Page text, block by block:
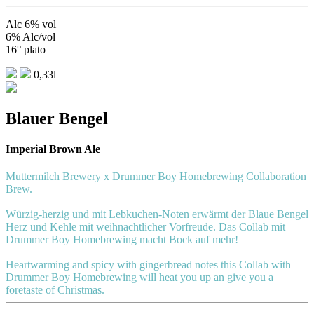
Alc 6% vol
6% Alc/vol
16° plato
0,33l
Blauer Bengel
Imperial Brown Ale
Muttermilch Brewery x Drummer Boy Homebrewing Collaboration
Brew.
Würzig-herzig und mit Lebkuchen-Noten erwärmt der Blaue Bengel
Herz und Kehle mit weihnachtlicher Vorfreude. Das Collab mit
Drummer Boy Homebrewing macht Bock auf mehr!
Heartwarming and spicy with gingerbread notes this Collab with
Drummer Boy Homebrewing will heat you up an give you a
foretaste of Christmas.